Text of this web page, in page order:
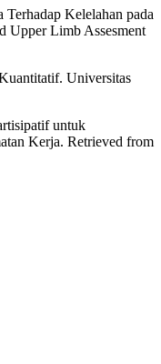
Kelelahan pada
Upper Limb Assesment
Universitas
untuk
Kerja. Retrieved from